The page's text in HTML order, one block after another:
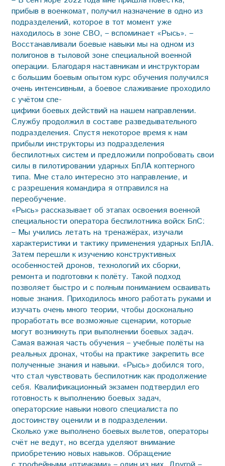
прибыв в военкомат, получил назначение в одно из
подразделений, которое в тот момент уже
находилось в зоне СВО, – вспоминает «Рысь». –
Восстанавливали боевые навыки мы на одном из
полигонов в тыловой зоне специальной военной
операции. Благодаря наставникам и инструкторам
с большим боевым опытом курс обучения получился
очень интенсивным, а боевое слаживание проходило
с учётом спе-
цифики боевых действий на нашем направлении.
Службу продолжил в составе разведывательного
подразделения. Спустя некоторое время к нам
прибыли инструкторы из подразделения
беспилотных систем и предложили попробовать свои
силы в пилотировании ударных БпЛА коптерного
типа. Мне стало интересно это направление, и
с разрешения командира я отправился на
переобучение.
«Рысь» рассказывает об этапах освоения военной
специальности оператора беспилотника войск БпС:
– Мы учились летать на тренажёрах, изучали
характеристики и тактику применения ударных БпЛА.
Затем перешли к изучению конструктивных
особенностей дронов, технологий их сборки,
ремонта и подготовки к полёту. Такой подход
позволяет быстро и с полным пониманием осваивать
новые знания. Приходилось много работать руками и
изучать очень много теории, чтобы досконально
проработать все возможные сценарии, которые
могут возникнуть при выполнении боевых задач.
Самая важная часть обучения – учебные полёты на
реальных дронах, чтобы на практике закрепить все
полученные знания и навыки. «Рысь» добился того,
что стал чувствовать беспилотник как продолжение
себя. Квалификационный экзамен подтвердил его
готовность к выполнению боевых задач,
операторские навыки нового специалиста по
достоинству оценили и в подразделении.
Сколько уже выполнено боевых вылетов, операторы
счёт не ведут, но всегда уделяют внимание
приобретению новых навыков. Обращение